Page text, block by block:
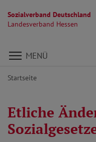
Sozialverband Deutschland
Landesverband Hessen
Direkt zu den Inhalten
MENÜ
Startseite
Etliche